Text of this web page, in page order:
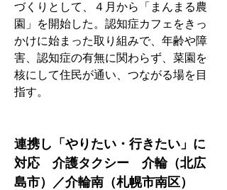
づくりとして、４月から「まんまる農
園」を開始した。認知症カフェをきっ
かけに始まった取り組みで、年齢や障
害、認知症の有無に関わらず、菜園を
核にして住民が通い、つながる場を目
指す。
連携し「やりたい・行きたい」に
対応　介護タクシー　介輪（北広
島市）／介輪南（札幌市南区）